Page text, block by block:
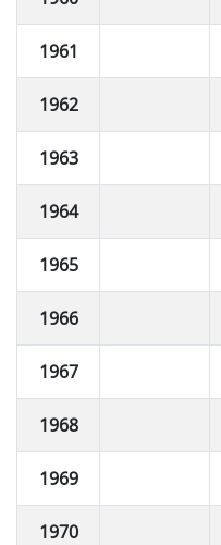
1961
1962
1963
1964
1965
1966
1967
1968
1969
1970